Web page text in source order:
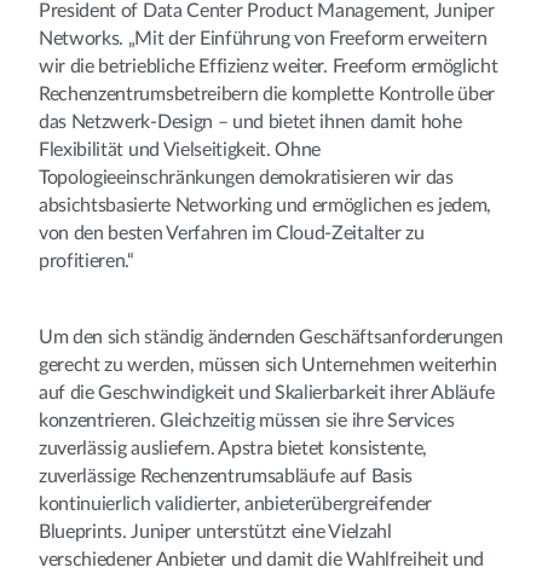
President of Data Center Product Management, Juniper
Networks. „Mit der Einführung von Freeform erweitern
wir die betriebliche Effizienz weiter. Freeform ermöglicht
Rechenzentrumsbetreibern die komplette Kontrolle über
das Netzwerk-Design – und bietet ihnen damit hohe
Flexibilität und Vielseitigkeit. Ohne
Topologieeinschränkungen demokratisieren wir das
absichtsbasierte Networking und ermöglichen es jedem,
von den besten Verfahren im Cloud-Zeitalter zu
profitieren.“
Um den sich ständig ändernden Geschäftsanforderungen
gerecht zu werden, müssen sich Unternehmen weiterhin
auf die Geschwindigkeit und Skalierbarkeit ihrer Abläufe
konzentrieren. Gleichzeitig müssen sie ihre Services
zuverlässig ausliefern. Apstra bietet konsistente,
zuverlässige Rechenzentrumsabläufe auf Basis
kontinuierlich validierter, anbieterübergreifender
Blueprints. Juniper unterstützt eine Vielzahl
verschiedener Anbieter und damit die Wahlfreiheit und